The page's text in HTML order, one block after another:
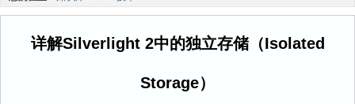
最新文章
详解Silverlight 2中的独立存储（Isolated
Storage）